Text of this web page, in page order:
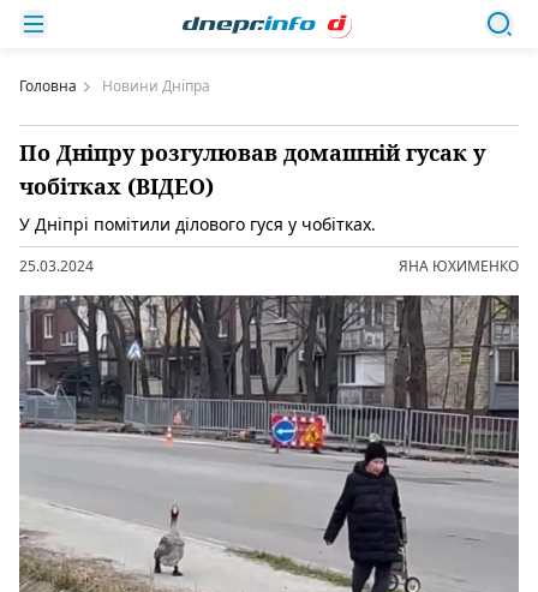
Головна Новини Дніпра
По Дніпру розгулював домашній гусак у
чобітках (ВІДЕО)
У Дніпрі помітили ділового гуся у чобітках.
25.03.2024 ЯНА ЮХИМЕНКО